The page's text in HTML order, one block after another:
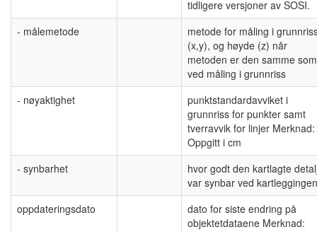
tidligere versjoner av SOSI.
- målemetode
metode for måling i
(x,y), og høyde (z) når
metoden er den samme som
ved måling i grunnriss
- nøyaktighet
punktstandardavviket i
grunnriss for punkter samt
tverravvik for linjer Merknad:
Oppgitt i cm
- synbarhet
hvor godt den kartlagte
var synbar ved kartleggingen
oppdateringsdato
dato for siste endring på
objektetdataene Merknad: